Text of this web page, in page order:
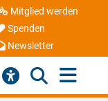
Mitglied werden
Spenden
Newsletter